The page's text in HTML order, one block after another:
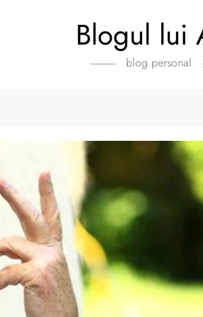
Blogul lui
blog personal